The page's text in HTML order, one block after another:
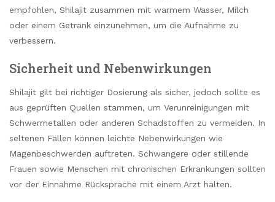
empfohlen, Shilajit zusammen mit warmem Wasser, Milch
oder einem Getränk einzunehmen, um die Aufnahme zu
verbessern.
Sicherheit und Nebenwirkungen
Shilajit gilt bei richtiger Dosierung als sicher, jedoch sollte es
aus geprüften Quellen stammen, um Verunreinigungen mit
Schwermetallen oder anderen Schadstoffen zu vermeiden. In
seltenen Fällen können leichte Nebenwirkungen wie
Magenbeschwerden auftreten. Schwangere oder stillende
Frauen sowie Menschen mit chronischen Erkrankungen sollten
vor der Einnahme Rücksprache mit einem Arzt halten.